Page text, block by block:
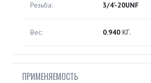
Резьба: 3/4'-20UNF
Вес: 0.940 КГ.
ПРИМЕНЯЕМОСТЬ